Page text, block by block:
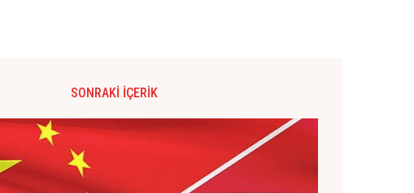
SONRAKI İÇERIK